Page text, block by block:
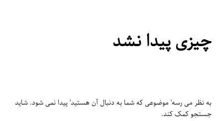
چیزی پیدا نشد
به نظر می رسه’ موضوعی که شما به دنبال آن هستید’ پیدا نمی شود. شاید
جستجو کمک کند.